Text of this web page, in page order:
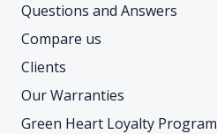
Questions and Answers
Compare us
Clients
Our Warranties
Green Heart Loyalty Program